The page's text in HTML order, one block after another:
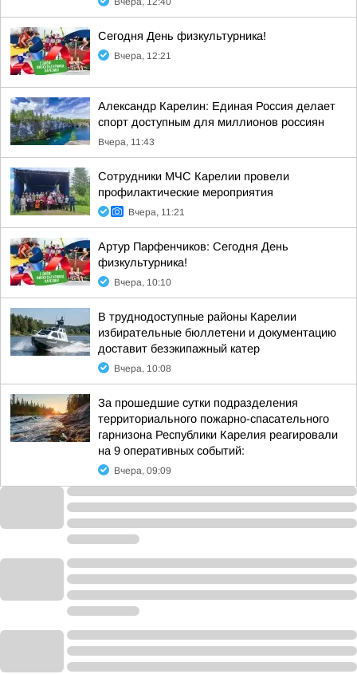
Сегодня День физкультурника!
Вчера, 12:21
Александр Карелин: Единая Россия делает
спорт доступным для миллионов россиян
Вчера, 11:43
Сотрудники МЧС Карелии провели
профилактические мероприятия
Вчера, 11:21
Артур Парфенчиков: Сегодня День
физкультурника!
Вчера, 10:10
В труднодоступные районы Карелии
избирательные бюллетени и документацию
доставит безэкипажный катер
Вчера, 10:08
За прошедшие сутки подразделения
территориального пожарно-спасательного
гарнизона Республики Карелия реагировали
на 9 оперативных событий:
Вчера, 09:09